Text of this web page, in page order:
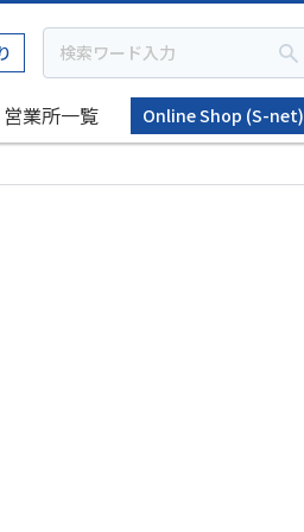
営業所一覧
Online Shop (S-net)